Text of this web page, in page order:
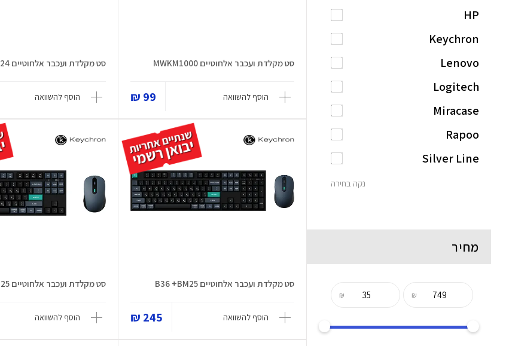
סט מקלדת ועכבר אלחוטיים MWKM1000
הוסף להשוואה 99 ₪
סט מקלדת ועכבר אלחוטיים B6 + BM24
הוסף להשוואה
סט מקלדת ועכבר אלחוטיים B36 +BM25
הוסף להשוואה 245 ₪
סט מקלדת ועכבר אלחוטיים B33 +BM25
הוסף להשוואה
HP
Keychron
Lenovo
Logitech
Miracase
Rapoo
Silver Line
נקה בחירה
מחיר
₪
₪